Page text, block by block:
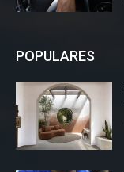
POPULARES